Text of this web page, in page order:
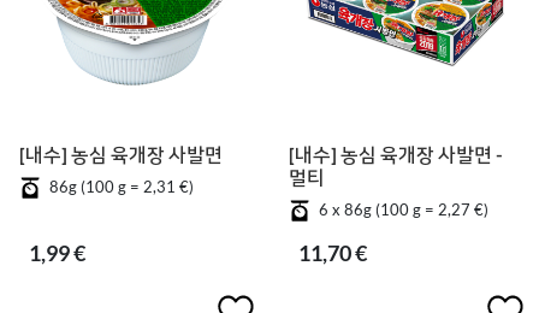
[내수] 농심 육개장 사발면
86g (100 g = 2,31 €)
1,99 €
[내수] 농심 육개장 사발면 -
멀티
6 x 86g (100 g = 2,27 €)
11,70 €